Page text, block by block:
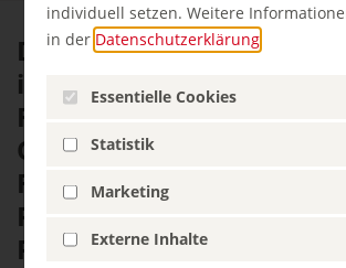
individuell setzen. Weitere
in der Datenschutzerklärung
Essentielle Cookies
Statistik
Marketing
Externe Inhalte
Das Europa-Park-
im badischen Rust,
Freiburg im Breisgau und
Offenburg, hat den
Freizeitpark im
Raum und ist einer der
Parks, die im Winter